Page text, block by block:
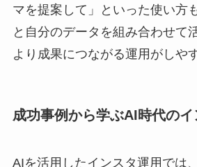
マを提案して」といった使い方
と自分のデータを組み合わせて
より成果につながる運用がしや
成功事例から学ぶAI時代の
AIを活用したインスタ運用では